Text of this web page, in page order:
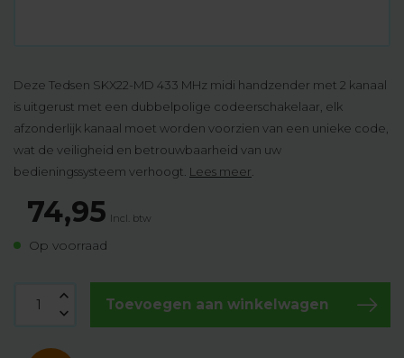
Deze Tedsen SKX22-MD 433 MHz midi handzender met 2 kanaal
is uitgerust met een dubbelpolige codeerschakelaar, elk
afzonderlijk kanaal moet worden voorzien van een unieke code,
wat de veiligheid en betrouwbaarheid van uw
bedieningssysteem verhoogt. Lees meer
74,95 Incl. btw
Op voorraad
Toevoegen aan winkelwagen